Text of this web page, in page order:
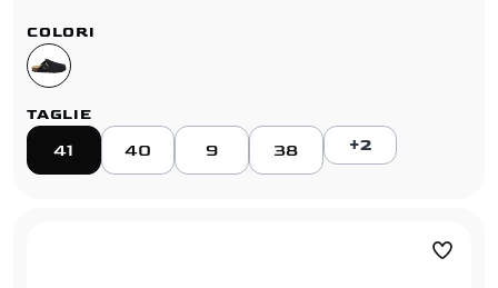
COLORI
TAGLIE
41 40 9 38 +2